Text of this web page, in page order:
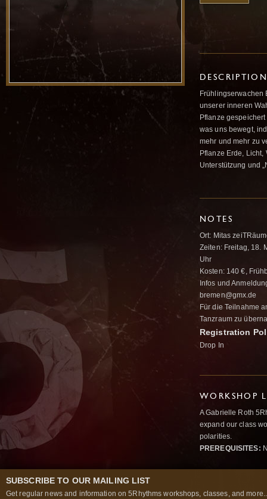
Frühlingserwachen
unserer inneren
Pflanze
was uns bewegt,
mehr und mehr zu
Pflanze Erde,
Unterstützung und
NOTES
Ort: Mitas
Zeiten: Freitag,
Uhr
Kosten: 140 €,
Infos und
bremen@gmx.de
Für die Teilnahme
Tanzraum zu
Registration
Drop In
WORKSHOP
A Gabrielle Roth
expand our class
polarities.
PREREQUISITES:
SUBSCRIBE TO OUR MAILING LIST
Get regular news and information on 5Rhythms workshops, classes, and